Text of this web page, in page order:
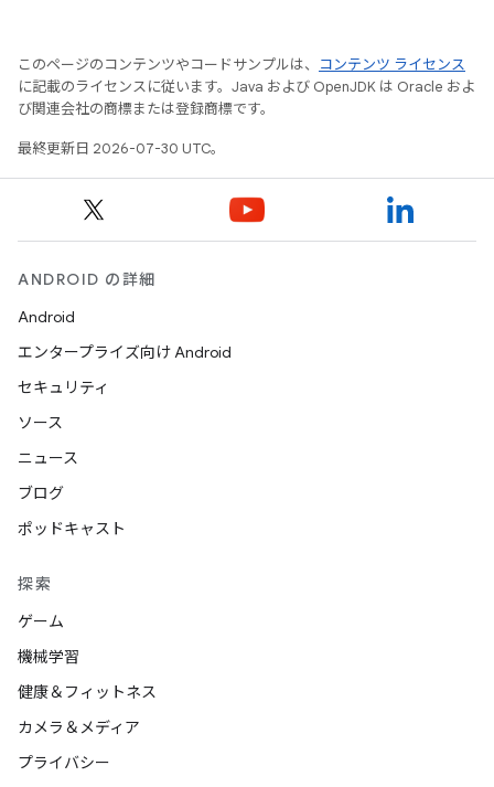
このページのコンテンツやコードサンプルは、
コンテンツ ライセンス
に記載のライセンスに従います。Java および OpenJDK は Oracle およ
び関連会社の商標または登録商標です。
最終更新日 2026-07-30 UTC。
ANDROID の詳細
Android
エンタープライズ向け Android
セキュリティ
ソース
ニュース
ブログ
ポッドキャスト
探索
ゲーム
機械学習
健康＆フィットネス
カメラ＆メディア
プライバシー